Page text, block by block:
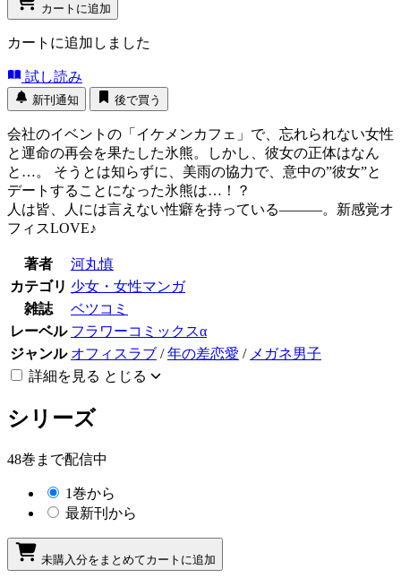
カートに追加
カートに追加しました
試し読み
新刊通知 後で買う
会社のイベントの「イケメンカフェ」で、忘れられない女性
と運命の再会を果たした氷熊。しかし、彼女の正体はなん
と…。 そうとは知らずに、美雨の協力で、意中の”彼女”と
デートすることになった氷熊は…！？
人は皆、人には言えない性癖を持っている―――。新感覚オ
フィスLOVE♪
著者
河丸慎
カテゴリ 少女・女性マンガ
雑誌
ベツコミ
レーベル フラワーコミックスα
ジャンル オフィスラブ /年の差恋愛 / メガネ男子
詳細を見る とじる
シリーズ
48巻まで配信中
1巻から
最新刊から
未購入分をまとめてカートに追加